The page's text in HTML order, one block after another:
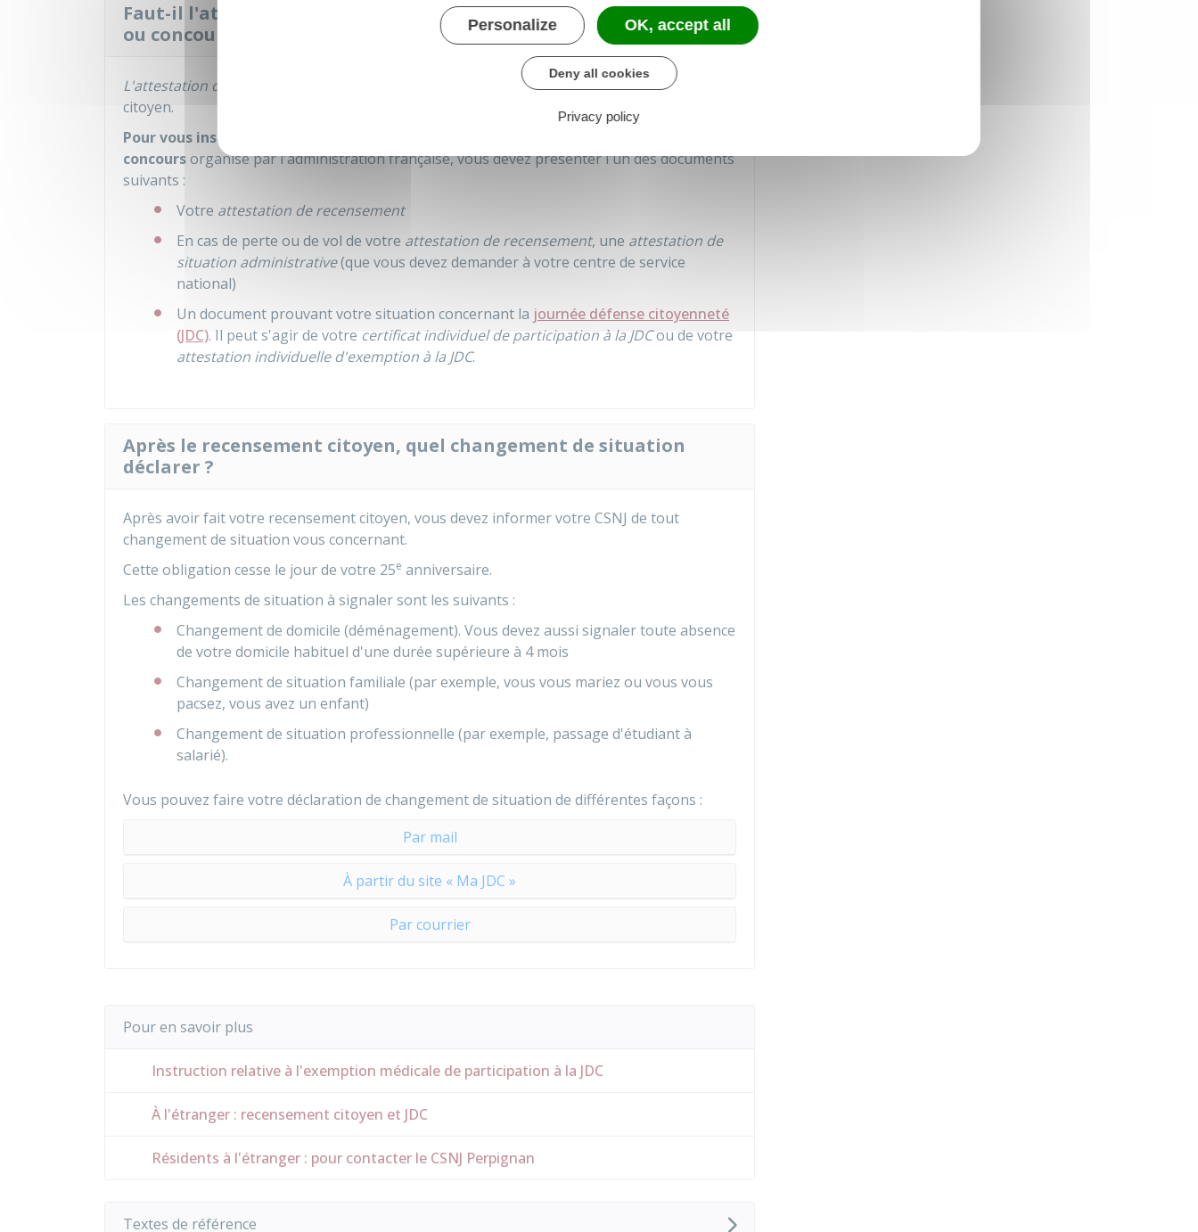
Faut-il l'attestation de recensement pour s'inscrire à un examen
ou concours ?
L'attestation de recensement
vous sert à prouver que vous avez fait votre recensement
citoyen.
Pour vous inscrire avant l'âge de 18 ans à un examen (BEP, baccalauréat...) ou
concoursorganisé par l'administration française, vous devez présenter l'un des documents
suivants :
Votre attestation de recensement
En cas de perte ou de vol de votre attestation de recensement, une attestation de
situation administrative(que vous devez demander à votre centre de service
national)
Un document prouvant votre situation concernant la journée défense citoyenneté
(JDC). Il peut s'agir de votre certificat individuel de participation à la JDCou de votre
attestation individuelle d'exemption à la JDC.
Après le recensement citoyen, quel changement de situation
déclarer ?
Après avoir fait votre recensement citoyen, vous devez informer votre CSNJ de tout
changement de situation vous concernant.
Cette obligation cesse le jour de votre 25e anniversaire.
Les changements de situation à signaler sont les suivants :
Changement de domicile (déménagement). Vous devez aussi signaler toute absence
de votre domicile habituel d'une durée supérieure à 4 mois
Changement de situation familiale (par exemple, vous vous mariez ou vous vous
pacsez, vous avez un enfant)
Changement de situation professionnelle (par exemple, passage d'étudiant à
salarié).
Vous pouvez faire votre déclaration de changement de situation de différentes façons :
Par mail
À partir du site « Ma JDC »
Par courrier
Pour en savoir plus
Instruction relative à l'exemption médicale de participation à la JDC
À l'étranger : recensement citoyen et JDC
Résidents à l'étranger : pour contacter le CSNJ Perpignan
Textes de référence
Personalize OK, accept all
Deny all cookies
Privacy policy